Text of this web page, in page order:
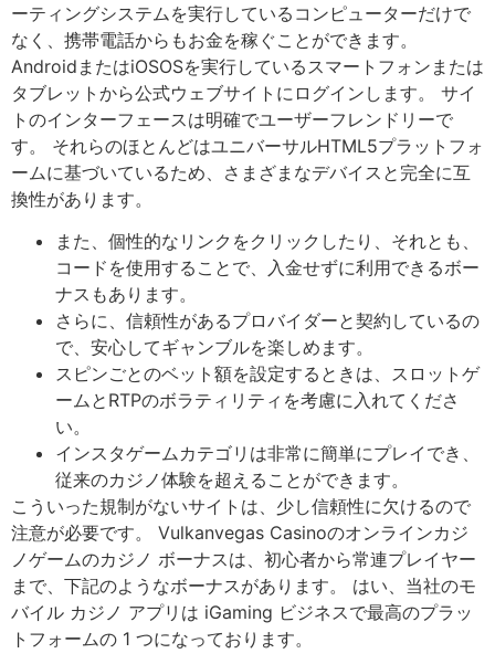
ーティングシステムを実行しているコンピューターだけで
なく、携帯電話からもお金を稼ぐことができます。
AndroidまたはiOSOSを実行しているスマートフォンまたは
タブレットから公式ウェブサイトにログインします。 サイ
トのインターフェースは明確でユーザーフレンドリーで
す。 それらのほとんどはユニバーサルHTML5プラットフォ
ームに基づいているため、さまざまなデバイスと完全に互
換性があります。
また、個性的なリンクをクリックしたり、それとも、
コードを使用することで、入金せずに利用できるボー
ナスもあります。
さらに、信頼性があるプロバイダーと契約しているの
で、安心してギャンブルを楽しめます。
スピンごとのベット額を設定するときは、スロットゲ
ームとRTPのボラティリティを考慮に入れてくださ
い。
インスタゲームカテゴリは非常に簡単にプレイでき、
従来のカジノ体験を超えることができます。
こういった規制がないサイトは、少し信頼性に欠けるので
注意が必要です。 Vulkanvegas Casinoのオンラインカジ
ノゲームのカジノ ボーナスは、初心者から常連プレイヤー
まで、下記のようなボーナスがあります。 はい、当社のモ
バイル カジノ アプリは iGaming ビジネスで最高のプラッ
トフォームの 1 つになっております。